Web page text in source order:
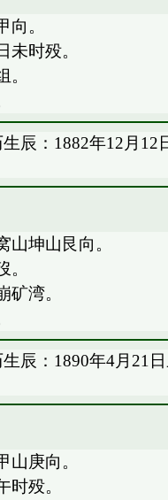
。
时殁。
生辰：1882年12月12
坤山艮向。
湾。
辰：1890年4月21
庚向。
殁。